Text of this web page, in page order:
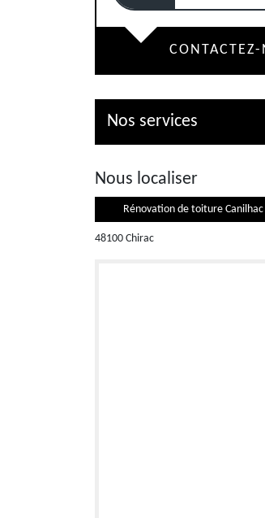
CONTACTEZ-
Nos services
Nous localiser
Rénovation de toiture Canilhac
48100 Chirac